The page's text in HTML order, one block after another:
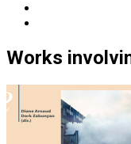
Works